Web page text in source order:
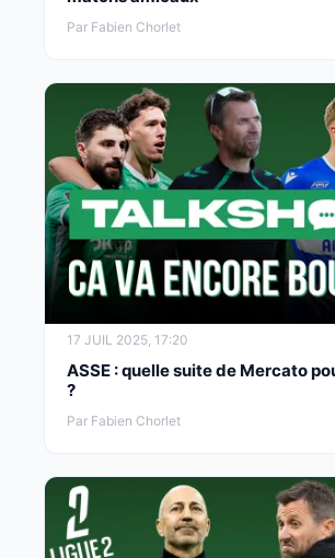
Par Fabien Chorlet
17 JUIL 2025, 17:20
ASSE : quelle suite de Mercato
?
Par Fabien Chorlet